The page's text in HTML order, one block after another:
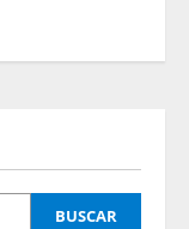
BUSCAR